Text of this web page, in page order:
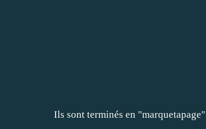
Ils sont terminés en "marquetapage"